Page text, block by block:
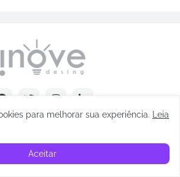
© Abel Carvalho - 2025
Sobre Contatos
para melhorar sua experiência.
Leia
Aceitar